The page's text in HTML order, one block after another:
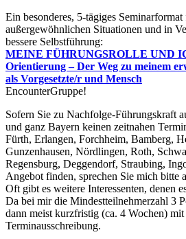
Ein besonderes, 5-tägiges
außergewöhnlichen Situationen und in
bessere Selbstführung:
MEINE FÜHRUNGSROLLE UND
Orientierung – Der Weg zu meinem
als Vorgesetzte/r und Mensch
EncounterGruppe!
Sofern Sie zu Nachfolge-Führungskraft
und ganz Bayern keinen zeitnahen
Fürth, Erlangen, Forchheim, Bamberg,
Gunzenhausen, Nördlingen, Roth,
Regensburg, Deggendorf, Straubing,
Angebot finden, sprechen Sie mich bitte
Oft gibt es weitere Interessenten, denen
Da bei mir die Mindestteilnehmerzahl 3
dann meist kurzfristig (ca. 4 Wochen) mit
Terminausschreibung.